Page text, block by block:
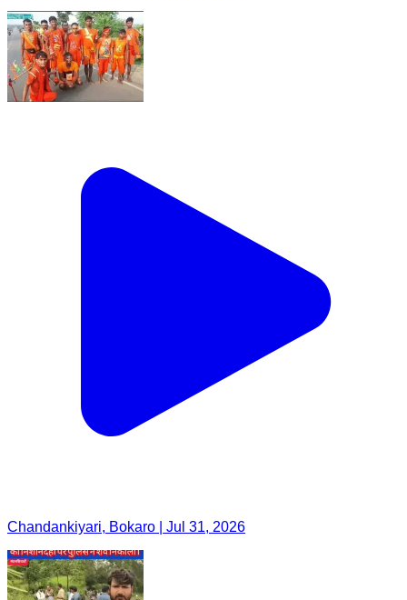
Chandankiyari, Bokaro | Jul 31, 2026